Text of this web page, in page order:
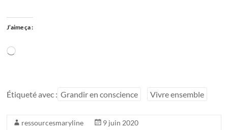
J’aime ça :
Chargement…
Étiqueté avec : Grandir en conscience Vivre ensemble
ressourcesmaryline 9 juin 2020